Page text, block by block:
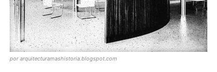
por arquitecturamashistoria.blogspot.com